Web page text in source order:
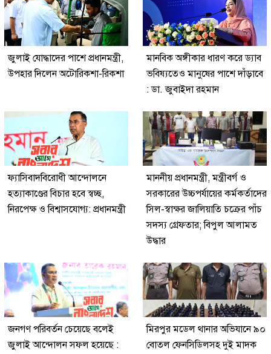
জুলাই যোদ্ধাদের পাশে প্রধানমন্ত্রী,
উপহার দিলেন অটোরিকশা-রিকশা
মানবিক অঙ্গীকার ধারণ করে ড্যাব
ভবিষ্যতেও মানুষের পাশে দাঁড়াবে
: ডা. জুবাইদা রহমান
ফ্যাসিবাদবিরোধী আন্দোলনে
হত্যাকাণ্ডের বিচার হবে স্বচ্ছ,
নিরপেক্ষ ও বিশ্বাসযোগ্য: প্রধানমন্ত্রী
মাননীয় প্রধানমন্ত্রী, মন্ত্রীবর্গ ও
সরকারের উচ্চপর্যায়ের কর্মকর্তাদের
সিল-স্বাক্ষর জালিয়াতি চক্রের পাঁচ
সদস্য গ্রেফতার; বিপুল আলামত
উদ্ধার
জনগণ পরিবর্তন চেয়েছে বলেই
জুলাই আন্দোলন সফল হয়েছে :
মিরপুর মডেল থানার অভিযানে ৯০
বোতল ফেনসিডিলসহ দুই মাদক